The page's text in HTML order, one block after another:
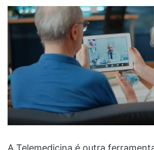
A Telemedicina é outra